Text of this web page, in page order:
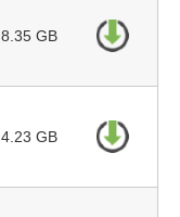
8.35 GB
4.23 GB